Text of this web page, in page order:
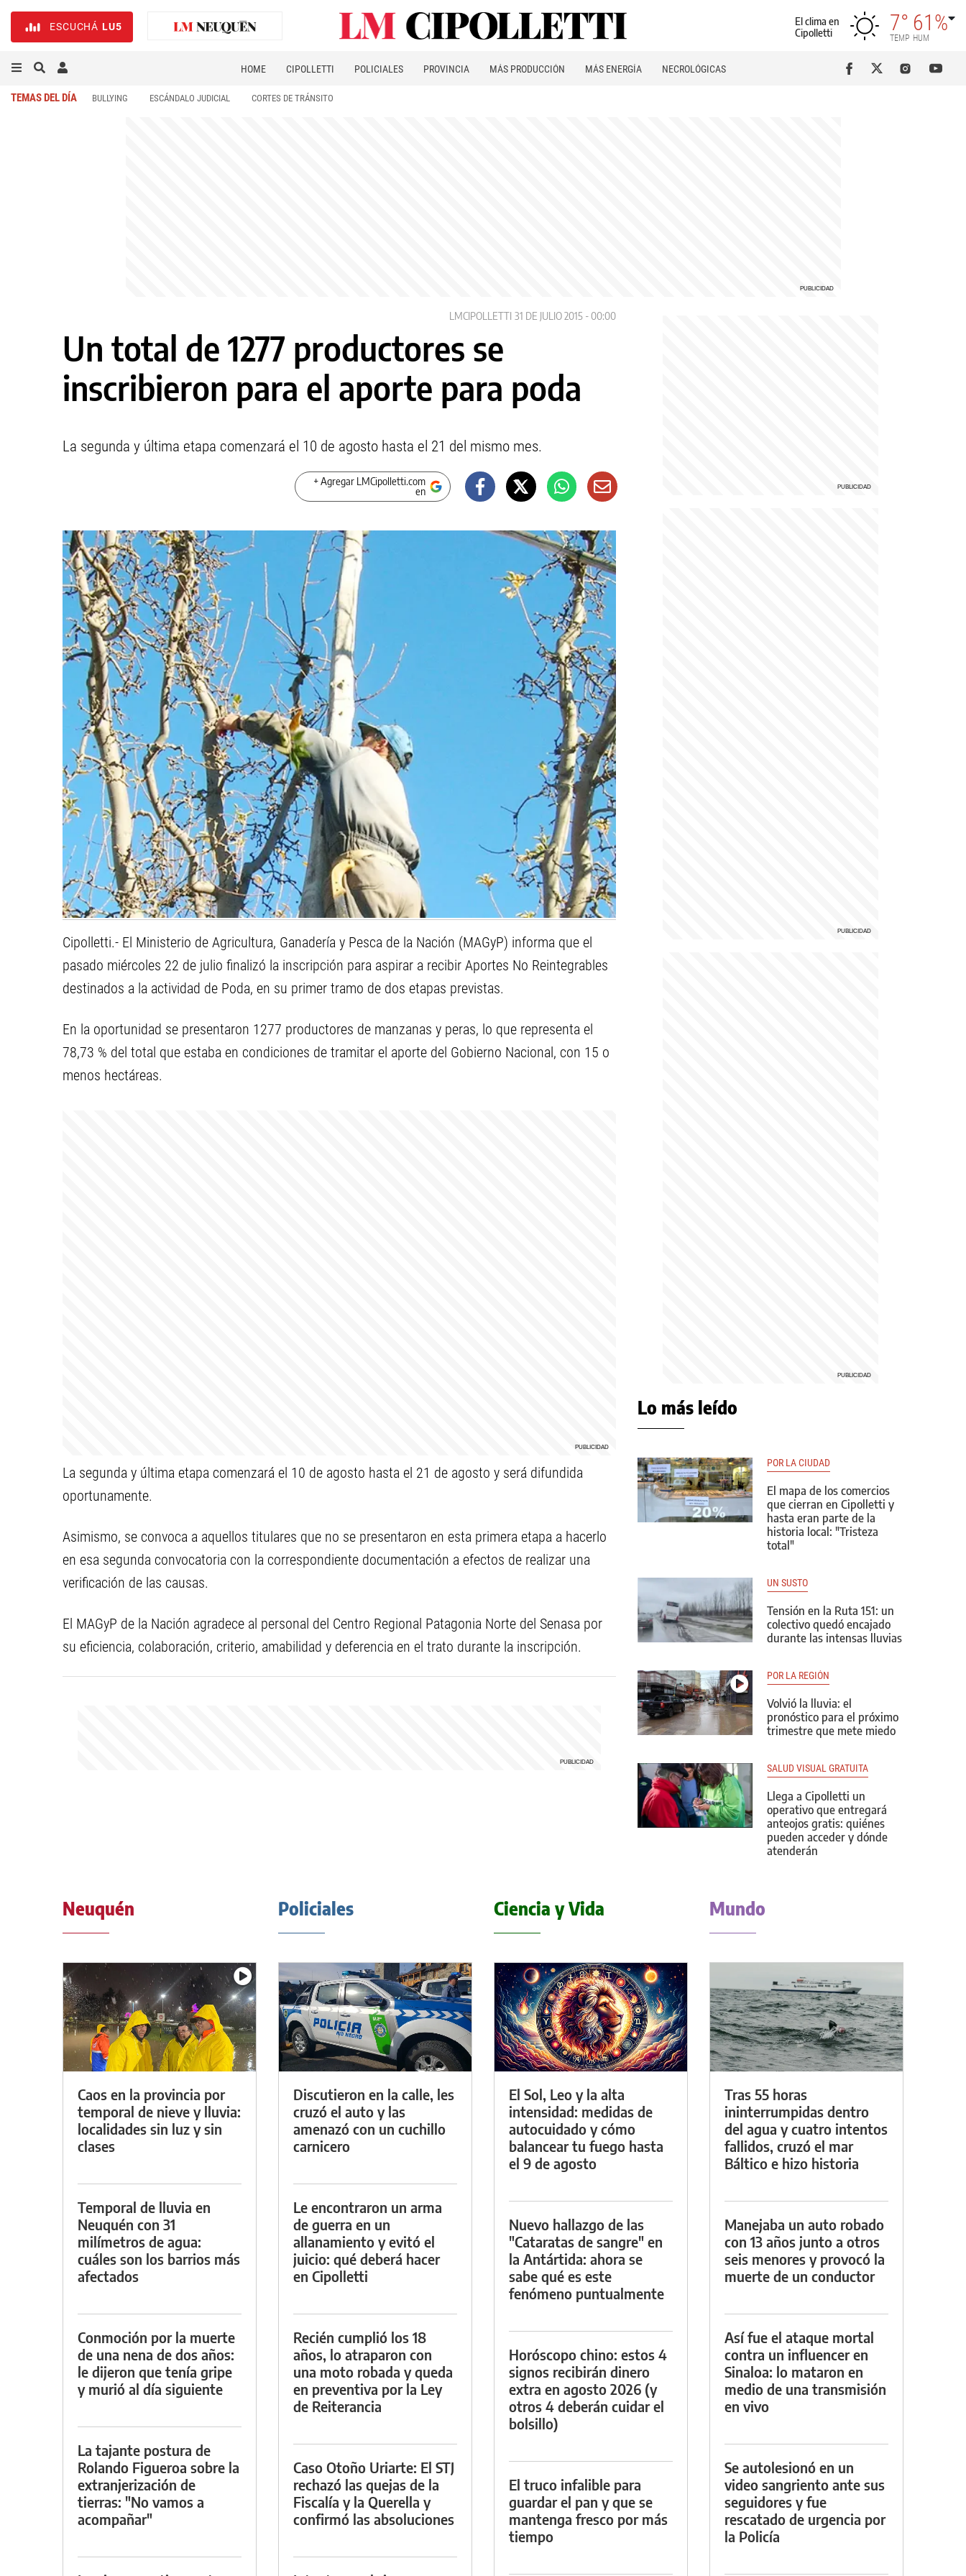
ESCUCHÁ LU5
El clima en
Cipolletti
7°
TEMP
61%
HUM
HOME CIPOLLETTI POLICIALES PROVINCIA MÁS PRODUCCIÓN MÁS ENERGÍA NECROLÓGICAS
TEMAS DEL DÍA BULLYING ESCÁNDALO JUDICIAL CORTES DE TRÁNSITO
LMCIPOLLETTI 31 DE JULIO 2015 - 00:00
Un total de 1277 productores se
inscribieron para el aporte para poda
La segunda y última etapa comenzará el 10 de agosto hasta el 21 del mismo mes.
+ Agregar LMCipolletti.com
en
Cipolletti.- El Ministerio de Agricultura, Ganadería y Pesca de la Nación (MAGyP) informa que el
pasado miércoles 22 de julio finalizó la inscripción para aspirar a recibir Aportes No Reintegrables
destinados a la actividad de Poda, en su primer tramo de dos etapas previstas.
En la oportunidad se presentaron 1277 productores de manzanas y peras, lo que representa el
78,73 % del total que estaba en condiciones de tramitar el aporte del Gobierno Nacional, con 15 o
menos hectáreas.
La segunda y última etapa comenzará el 10 de agosto hasta el 21 de agosto y será difundida
oportunamente.
Asimismo, se convoca a aquellos titulares que no se presentaron en esta primera etapa a hacerlo
en esa segunda convocatoria con la correspondiente documentación a efectos de realizar una
verificación de las causas.
El MAGyP de la Nación agradece al personal del Centro Regional Patagonia Norte del Senasa por
su eficiencia, colaboración, criterio, amabilidad y deferencia en el trato durante la inscripción.
Lo más leído
POR LA CIUDAD
El mapa de los comercios
que cierran en Cipolletti y
hasta eran parte de la
historia local: "Tristeza
total"
UN SUSTO
Tensión en la Ruta 151: un
colectivo quedó encajado
durante las intensas lluvias
POR LA REGIÓN
Volvió la lluvia: el
pronóstico para el próximo
trimestre que mete miedo
SALUD VISUAL GRATUITA
Llega a Cipolletti un
operativo que entregará
anteojos gratis: quiénes
pueden acceder y dónde
atenderán
Neuquén
Caos en la provincia por
temporal de nieve y lluvia:
localidades sin luz y sin
clases
Temporal de lluvia en
Neuquén con 31
milímetros de agua:
cuáles son los barrios más
afectados
Conmoción por la muerte
de una nena de dos años:
le dijeron que tenía gripe
y murió al día siguiente
La tajante postura de
Rolando Figueroa sobre la
extranjerización de
tierras: "No vamos a
acompañar"
Policiales
Discutieron en la calle, les
cruzó el auto y las
amenazó con un cuchillo
carnicero
Le encontraron un arma
de guerra en un
allanamiento y evitó el
juicio: qué deberá hacer
en Cipolletti
Recién cumplió los 18
años, lo atraparon con
una moto robada y queda
en preventiva por la Ley
de Reiterancia
Caso Otoño Uriarte: El STJ
rechazó las quejas de la
Fiscalía y la Querella y
confirmó las absoluciones
Ciencia y Vida
El Sol, Leo y la alta
intensidad: medidas de
autocuidado y cómo
balancear tu fuego hasta
el 9 de agosto
Nuevo hallazgo de las
"Cataratas de sangre" en
la Antártida: ahora se
sabe qué es este
fenómeno puntualmente
Horóscopo chino: estos 4
signos recibirán dinero
extra en agosto 2026 (y
otros 4 deberán cuidar el
bolsillo)
El truco infalible para
guardar el pan y que se
mantenga fresco por más
tiempo
Mundo
Tras 55 horas
ininterrumpidas dentro
del agua y cuatro intentos
fallidos, cruzó el mar
Báltico e hizo historia
Manejaba un auto robado
con 13 años junto a otros
seis menores y provocó la
muerte de un conductor
Así fue el ataque mortal
contra un influencer en
Sinaloa: lo mataron en
medio de una transmisión
en vivo
Se autolesionó en un
video sangriento ante sus
seguidores y fue
rescatado de urgencia por
la Policía